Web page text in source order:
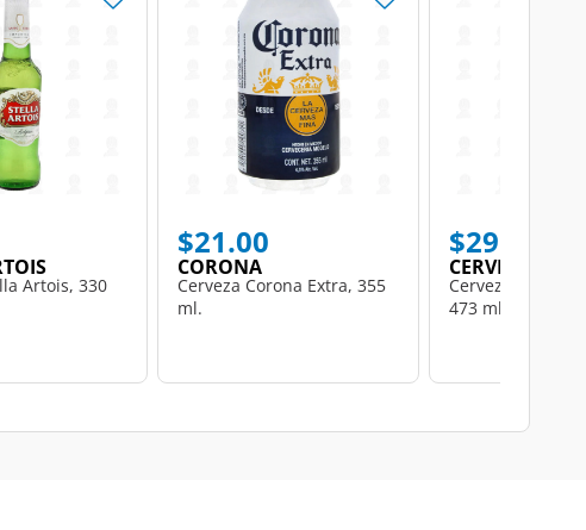
Artois, 330
$21.00
CORONA
Cerveza Corona Extra, 355
ml.
$29.00
CERVEZA
Cerveza Modelo
473 ml.